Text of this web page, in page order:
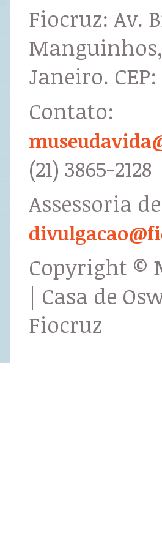
Fiocruz: Av.
Janeiro. CEP:
Contato:
(21) 3865-2128
Assessoria
Copyright ©
| Casa de
Fiocruz